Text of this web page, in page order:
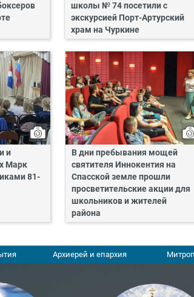
школы № 74 посетили с
экскурсией Порт-Артурский
храм на Чуркине
и
Марк
81-
В дни пребывания мощей
святителя Иннокентия на
Спасской земле прошли
просветительские акции для
школьников и жителей
района
Архиерей и епархия